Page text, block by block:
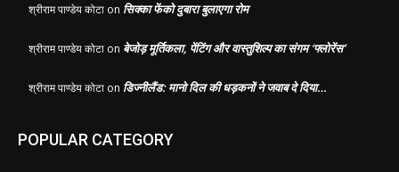
श्रीराम पाण्डेय कोटा on सिक्का फेंको दुबारा बुलाएगा रोम
श्रीराम पाण्डेय कोटा on बेजोड़ मूर्तिकला, पेंटिंग और वास्तुशिल्प का संगम ‘फ्लोरेंस’
श्रीराम पाण्डेय कोटा on डिज्नीलैंड: मानो दिल की धड़कनों ने जवाब दे दिया…
POPULAR CATEGORY